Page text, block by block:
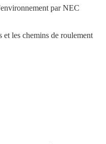
par NEC
et les chemins de roulement